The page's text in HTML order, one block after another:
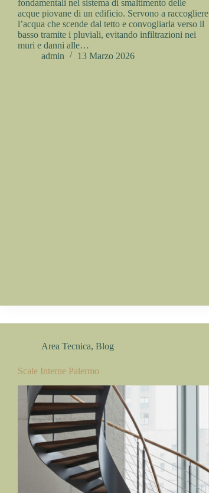
fondamentali nel sistema di smaltimento delle
acque piovane di un edificio. Servono a raccogliere
l’acqua che scende dal tetto e convogliarla verso il
basso tramite i pluviali, evitando infiltrazioni nei
muri e danni alle…
admin
13 Marzo 2026
Area Tecnica, Blog
Scale Interne Palermo